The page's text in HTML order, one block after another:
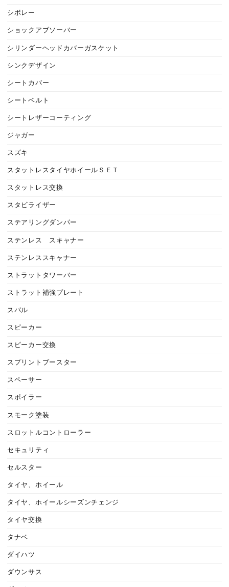
シボレー
ショックアブソーバー
シリンダーヘッドカバーガスケット
シンクデザイン
シートカバー
シートベルト
シートレザーコーティング
ジャガー
スズキ
スタットレスタイヤホイールＳＥＴ
スタットレス交換
スタビライザー
ステアリングダンパー
ステンレス スキャナー
ステンレススキャナー
ストラットタワーバー
ストラット補強プレート
スバル
スピーカー
スピーカー交換
スプリントブースター
スペーサー
スポイラー
スモーク塗装
スロットルコントローラー
セキュリティ
セルスター
タイヤ、ホイール
タイヤ、ホイールシーズンチェンジ
タイヤ交換
タナベ
ダイハツ
ダウンサス